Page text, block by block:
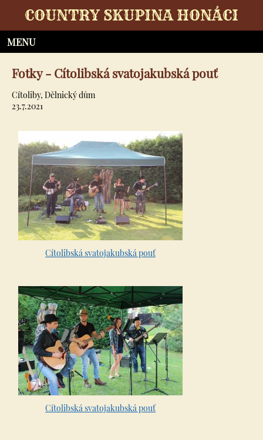
COUNTRY SKUPINA HONÁCI
Fotky - Cítolibská svatojakubská pouť
Cítoliby, Dělnický dům
23.7.2021
Cítolibská svatojakubská pouť
Cítolibská svatojakubská pouť